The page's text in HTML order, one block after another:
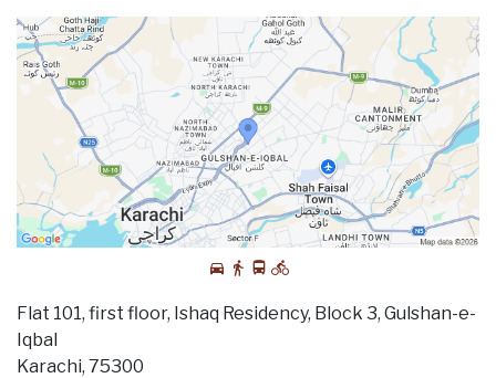
Flat 101, first floor, Ishaq Residency, Block 3, Gulshan-e-
Iqbal
Karachi, 75300